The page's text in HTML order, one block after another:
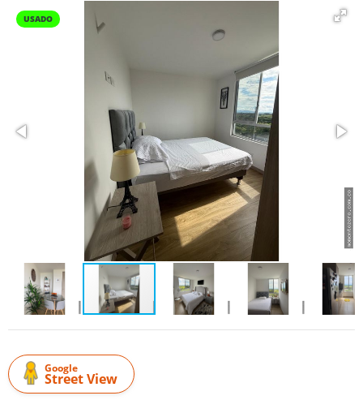
USADO
Google
Street View